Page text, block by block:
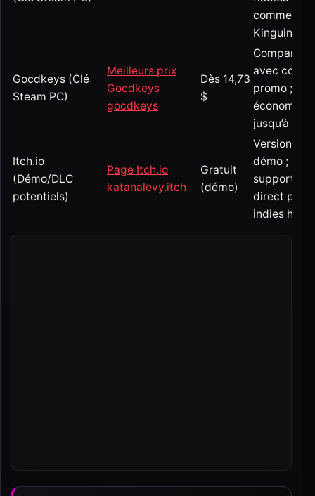
comme
Kinguin.
Gocdkeys (Clé
Steam PC)
Meilleurs prix
Gocdkeys
gocdkeys
Dès 14,73
$
avec codes
promo ;
économies
jusqu’à -
Itch.io
(Démo/DLC
potentiels)
Page Itch.io
katanalevy.itch
Gratuit
(démo)
Version
démo ;
support
direct pour
indies